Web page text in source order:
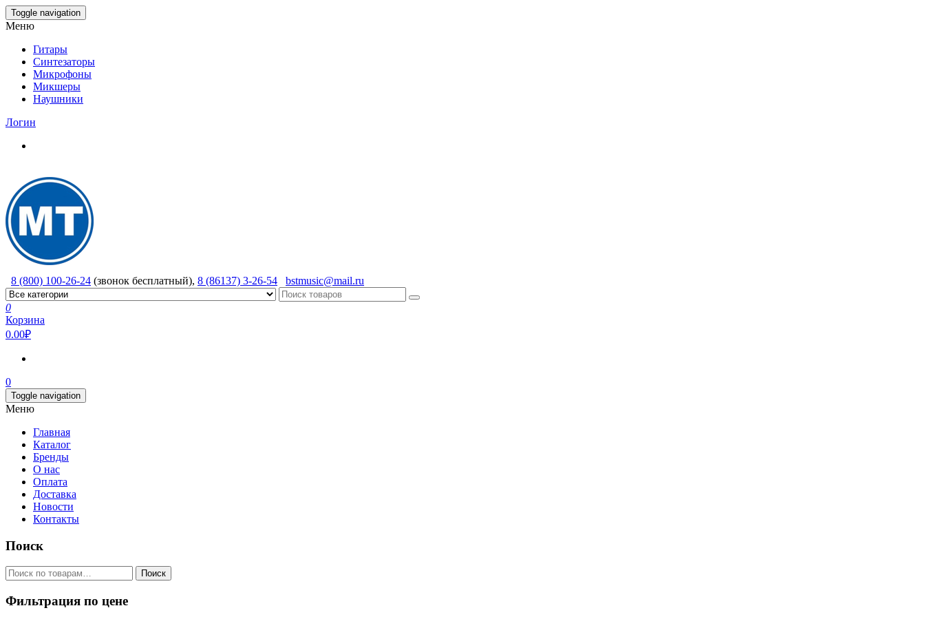
Skip
to
content
Toggle navigation
Меню
Гитары
Синтезаторы
Микрофоны
Микшеры
Наушники
Логин
8 (800) 100-26-24 (звонок бесплатный), 8 (86137) 3-26-54 bstmusic@mail.ru
0
Корзина
0.00₽
0
Toggle navigation
Меню
Главная
Каталог
Бренды
О нас
Оплата
Доставка
Новости
Контакты
Поиск
Искать: Поиск
Фильтрация по цене